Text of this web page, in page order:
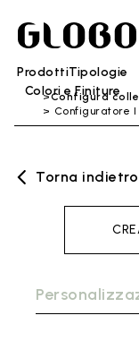
ProdottiTipologie
Colori e Finiture
Configura
Configuratore I
Torna indietro